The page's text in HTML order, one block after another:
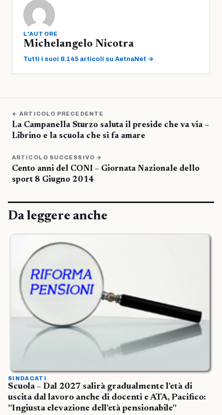
L'AUTORE
Michelangelo Nicotra
Tutti i suoi 8.145 articoli su AetnaNet →
← ARTICOLO PRECEDENTE
La Campanella Sturzo saluta il preside che va via –
Librino e la scuola che si fa amare
ARTICOLO SUCCESSIVO →
Cento anni del CONI – Giornata Nazionale dello
sport 8 Giugno 2014
Da leggere anche
SINDACATI
Scuola – Dal 2027 salirà gradualmente l’età di
uscita dal lavoro anche di docenti e ATA, Pacifico:
”Ingiusta elevazione dell’età pensionabile”